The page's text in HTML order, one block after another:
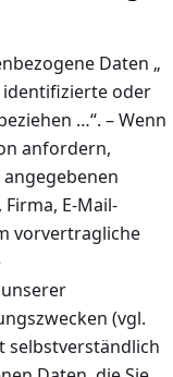
Daten „
oder
…“. – Wenn
anfordern,
E-Mail-
vorvertragliche
(vgl.
selbstverständlich